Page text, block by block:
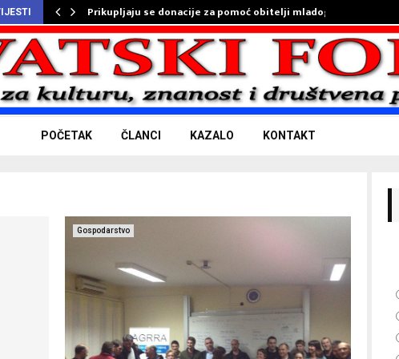
Prikupljaju se donacije za pomoć obitelji mladog…
POČETAK ČLANCI KAZALO KONTAKT
Gospodarstvo